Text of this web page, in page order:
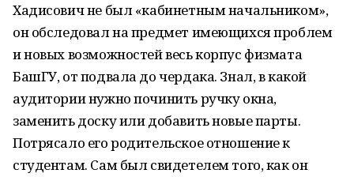
Хадисович не был «кабинетным начальником»,
он обследовал на предмет имеющихся проблем
и новых возможностей весь корпус физмата
БашГУ, от подвала до чердака. Знал, в какой
аудитории нужно починить ручку окна,
заменить доску или добавить новые парты.
Потрясало его родительское отношение к
студентам. Сам был свидетелем того, как он